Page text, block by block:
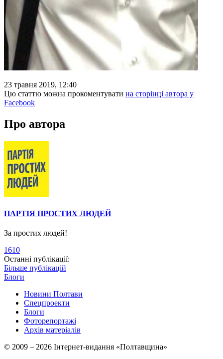
23 травня 2019, 12:40
Цю статтю можна прокоментувати на сторінці автора у
Facebook
Про автора
ПАРТІЯ ПРОСТИХ ЛЮДЕЙ
За простих людей!
1610
Останні публікації:
Більше публікацій
Блоги
Новини Полтави
Спецпроекти
Блоги
Фоторепортажі
Архів матеріалів
© 2009 – 2026 Інтернет-видання «Полтавщина»